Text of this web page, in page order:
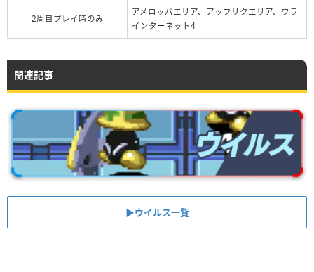
2周目プレイ時のみ
アメロッパエリア、アッフリクエリア、ウラ
インターネット4
関連記事
▶︎ウイルス一覧